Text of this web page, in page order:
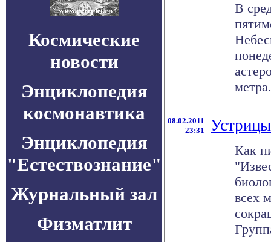
Космические
новости
Энциклопедия
космонавтика
Энциклопедия
"Естествознание"
Журнальный зал
Физматлит
В
08.02.2011
23:31
Как
всех